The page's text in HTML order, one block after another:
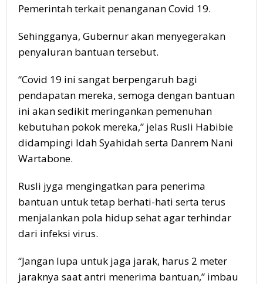
Pemerintah terkait penanganan Covid 19.
Sehingganya, Gubernur akan menyegerakan
penyaluran bantuan tersebut.
“Covid 19 ini sangat berpengaruh bagi
pendapatan mereka, semoga dengan bantuan
ini akan sedikit meringankan pemenuhan
kebutuhan pokok mereka,” jelas Rusli Habibie
didampingi Idah Syahidah serta Danrem Nani
Wartabone.
Rusli jyga mengingatkan para penerima
bantuan untuk tetap berhati-hati serta terus
menjalankan pola hidup sehat agar terhindar
dari infeksi virus.
“Jangan lupa untuk jaga jarak, harus 2 meter
jaraknya saat antri menerima bantuan,” imbau